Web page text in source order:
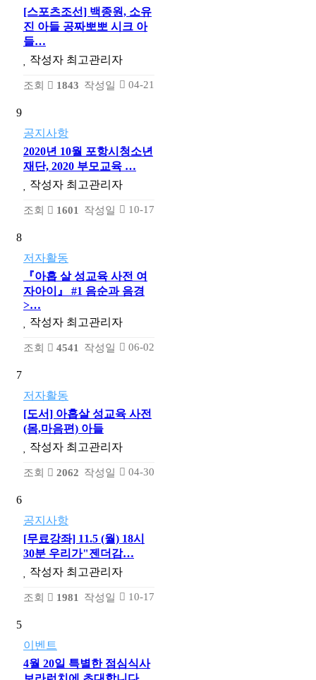
[스포츠조선] 백종원, 소유
진 아들 공짜뽀뽀 시크 아
들…
작성자 최고관리자
조회 1843 작성일 04-21
9
공지사항
2020년 10월 포항시청소년
재단, 2020 부모교육 …
작성자 최고관리자
조회 1601 작성일 10-17
8
저자활동
『아홉 살 성교육 사전 여
자아이』 #1 음순과 음경
>…
작성자 최고관리자
조회 4541 작성일 06-02
7
저자활동
[도서] 아홉살 성교육 사전
(몸,마음편) 아들
작성자 최고관리자
조회 2062 작성일 04-30
6
공지사항
[무료강좌] 11.5 (월) 18시
30분 우리가"젠더감…
작성자 최고관리자
조회 1981 작성일 10-17
5
이벤트
4월 20일 특별한 점심식사